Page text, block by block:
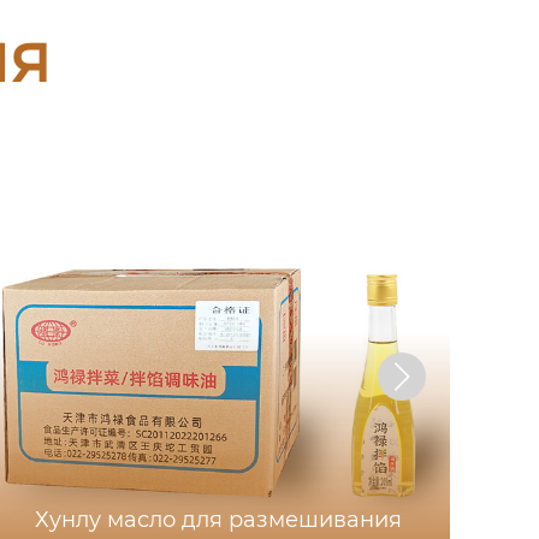
Хунлу масло для размешивания